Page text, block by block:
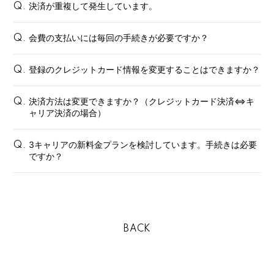
会員登録 ログイン
FANCLUB
Gallery
Member's Movie
from. HAEIN
Q. 決済が重複して発生しています。
Q. 会費の支払いには毎回の手続きが必要ですか？
Q. 登録のクレジットカード情報を変更することはできますか？
Q. 決済方法は変更できますか？（クレジットカード決済⇔キ
ャリア決済の場合）
Q. 3キャリアの新料金プランを検討しています。手続きは必要
ですか？
BACK